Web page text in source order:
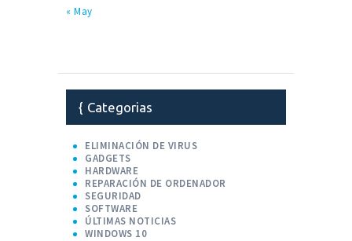
« May
Categorias
ELIMINACIÓN DE VIRUS
GADGETS
HARDWARE
REPARACIÓN DE ORDENADOR
SEGURIDAD
SOFTWARE
ÚLTIMAS NOTICIAS
WINDOWS 10